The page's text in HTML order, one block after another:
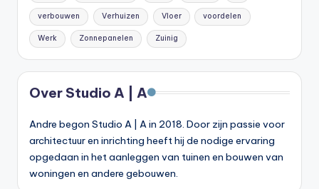
verbouwen Verhuizen Vloer voordelen
Werk Zonnepanelen Zuinig
Over Studio A | A
Andre begon Studio A | A in 2018. Door zijn passie voor
architectuur en inrichting heeft hij de nodige ervaring
opgedaan in het aanleggen van tuinen en bouwen van
woningen en andere gebouwen.